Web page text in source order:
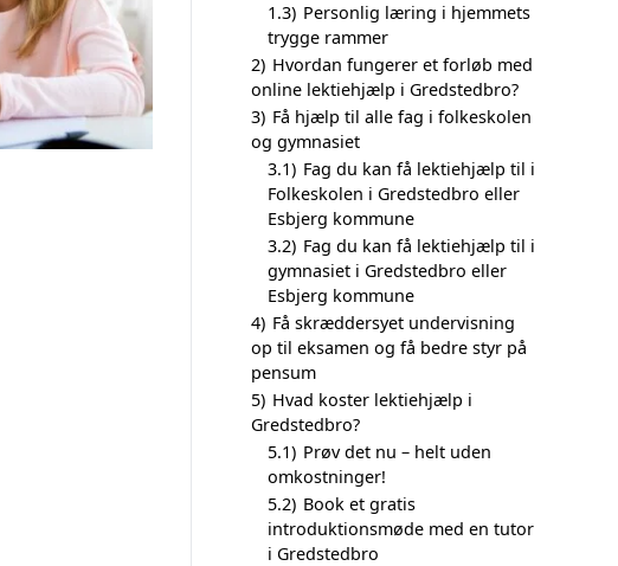
1.3) Personlig læring i hjemmets
trygge rammer
2) Hvordan fungerer et forløb med
online lektiehjælp i Gredstedbro?
3) Få hjælp til alle fag i folkeskolen
og gymnasiet
3.1) Fag du kan få lektiehjælp til i
Folkeskolen i Gredstedbro eller
Esbjerg kommune
3.2) Fag du kan få lektiehjælp til i
gymnasiet i Gredstedbro eller
Esbjerg kommune
4) Få skræddersyet undervisning
op til eksamen og få bedre styr på
pensum
5) Hvad koster lektiehjælp i
Gredstedbro?
5.1) Prøv det nu – helt uden
omkostninger!
5.2) Book et gratis
introduktionsmøde med en tutor
i Gredstedbro